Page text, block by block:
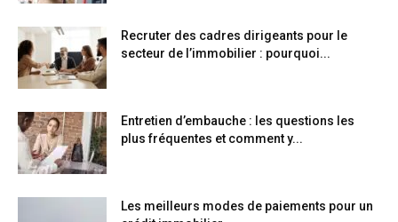
Recruter des cadres dirigeants pour le
secteur de l’immobilier : pourquoi...
Entretien d’embauche : les questions les
plus fréquentes et comment y...
Les meilleurs modes de paiements pour un